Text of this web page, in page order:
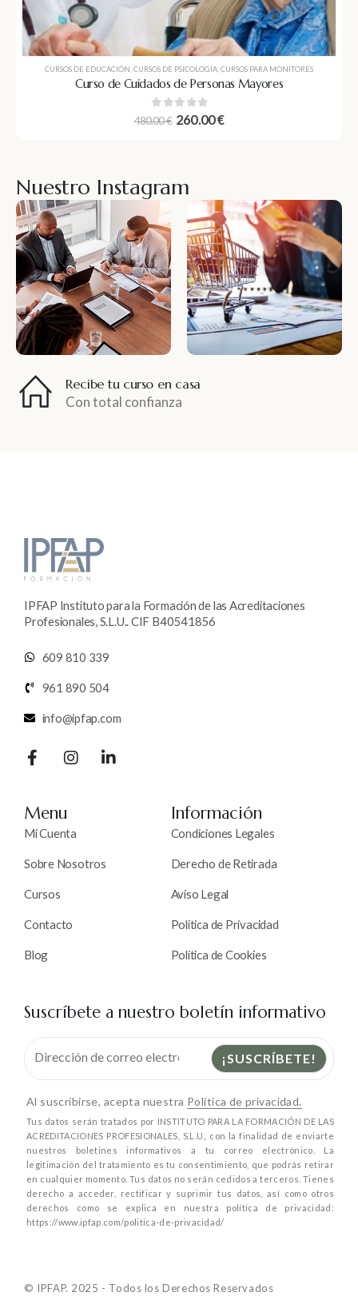
CURSOS DE EDUCACIÓN CURSOS DE PSICOLOGÍA CURSOS PARA MONITORES
Curso de Cuidados de Personas Mayores
0out of 5
480.00€ 260.00€
Nuestro Instagram
Recibe tu curso en casa
Con total confianza
IPFAP Instituto para la Formación de las Acreditaciones
Profesionales, S.L.U.. CIF B40541856
609 810 339
961 890 504
info@ipfap.com
Menu
Mi Cuenta
Sobre Nosotros
Cursos
Contacto
Blog
Información
Condiciones Legales
Derecho de Retirada
Aviso Legal
Política de Privacidad
Política de Cookies
Suscríbete a nuestro boletín informativo
Al suscribirse, acepta nuestra Política de privacidad.
Tus datos serán tratados por INSTITUTO PARA LA FORMACIÓN DE LAS
ACREDITACIONES PROFESIONALES, S.L.U., con la finalidad de enviarte
nuestros boletines informativos a tu correo electrónico. La
legitimación del tratamiento es tu consentimiento, que podrás retirar
en cualquier momento. Tus datos no serán cedidos a terceros. Tienes
derecho a acceder, rectificar y suprimir tus datos, así como otros
derechos como se explica en nuestra política de privacidad:
https://www.ipfap.com/politica-de-privacidad/
© IPFAP. 2025 - Todos los Derechos Reservados